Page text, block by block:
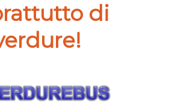
di